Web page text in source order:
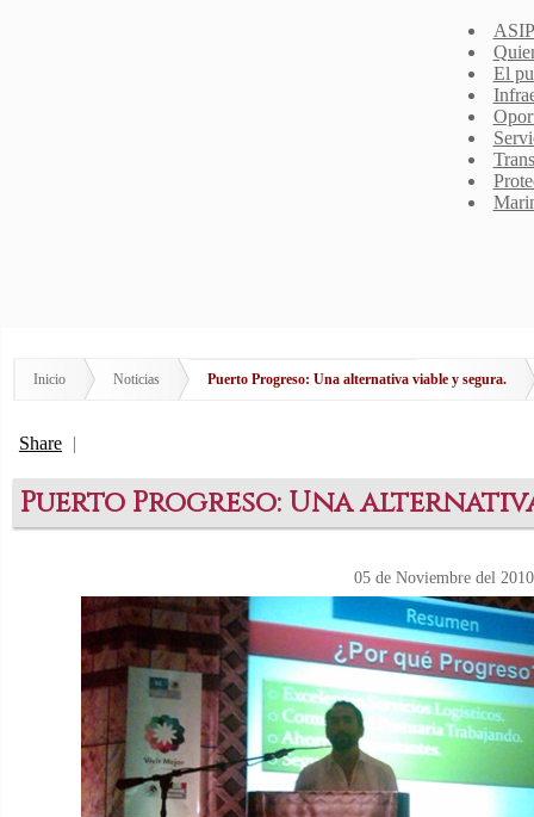
El
Inicio Noticias Puerto Progreso: Una alternativa viable y segura.
Share |
Puerto Progreso: Una
05 de Noviembre del 2010